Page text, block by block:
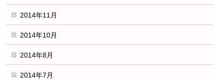
2014年11月
2014年10月
2014年8月
2014年7月